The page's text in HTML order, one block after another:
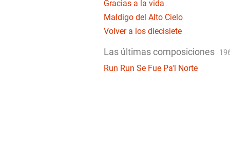
Gracias a la vida
Maldigo del Alto Cielo
Volver a los diecisiete
Las últimas composiciones
Run Run Se Fue Pa'l Norte